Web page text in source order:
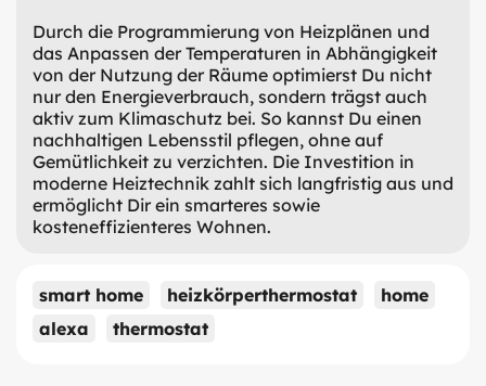
Durch die Programmierung von Heizplänen und
das Anpassen der Temperaturen in Abhängigkeit
von der Nutzung der Räume optimierst Du nicht
nur den Energieverbrauch, sondern trägst auch
aktiv zum Klimaschutz bei. So kannst Du einen
nachhaltigen Lebensstil pflegen, ohne auf
Gemütlichkeit zu verzichten. Die Investition in
moderne Heiztechnik zahlt sich langfristig aus und
ermöglicht Dir ein smarteres sowie
kosteneffizienteres Wohnen.
smart home heizkörperthermostat
home
alexa
thermostat